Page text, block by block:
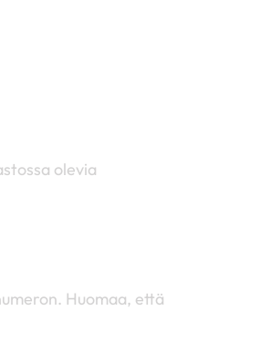
olevia
Huomaa, että